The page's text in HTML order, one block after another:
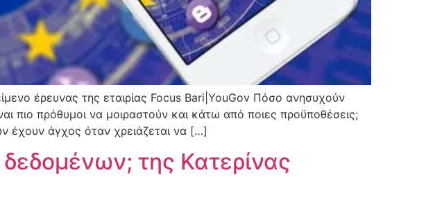
έρευνας της εταιρίας Focus Bari|YouGov Πόσο ανησυχούν
πιο πρόθυμοι να μοιραστούν και κάτω από ποιες προϋποθέσεις;
έχουν άγχος όταν χρειάζεται να […]
της Κατερίνας